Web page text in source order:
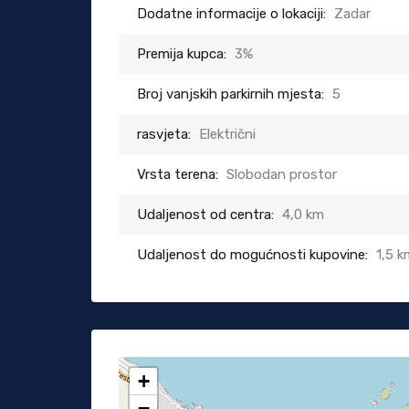
Dodatne informacije o lokaciji: Zadar
Premija kupca: 3%
Broj vanjskih parkirnih mjesta: 5
rasvjeta: Električni
Vrsta terena: Slobodan prostor
Udaljenost od centra: 4,0 km
Udaljenost do mogućnosti kupovine: 1,5
+